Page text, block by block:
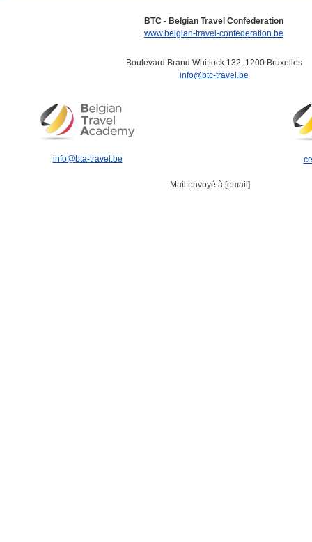
BTC - Belgian Travel Confederation
www.belgian-travel-confederation.be
Boulevard Brand Whitlock 132, 1200 Bruxelles
info@btc-travel.be
info@bta-travel.be
Mail envoyé à [email]